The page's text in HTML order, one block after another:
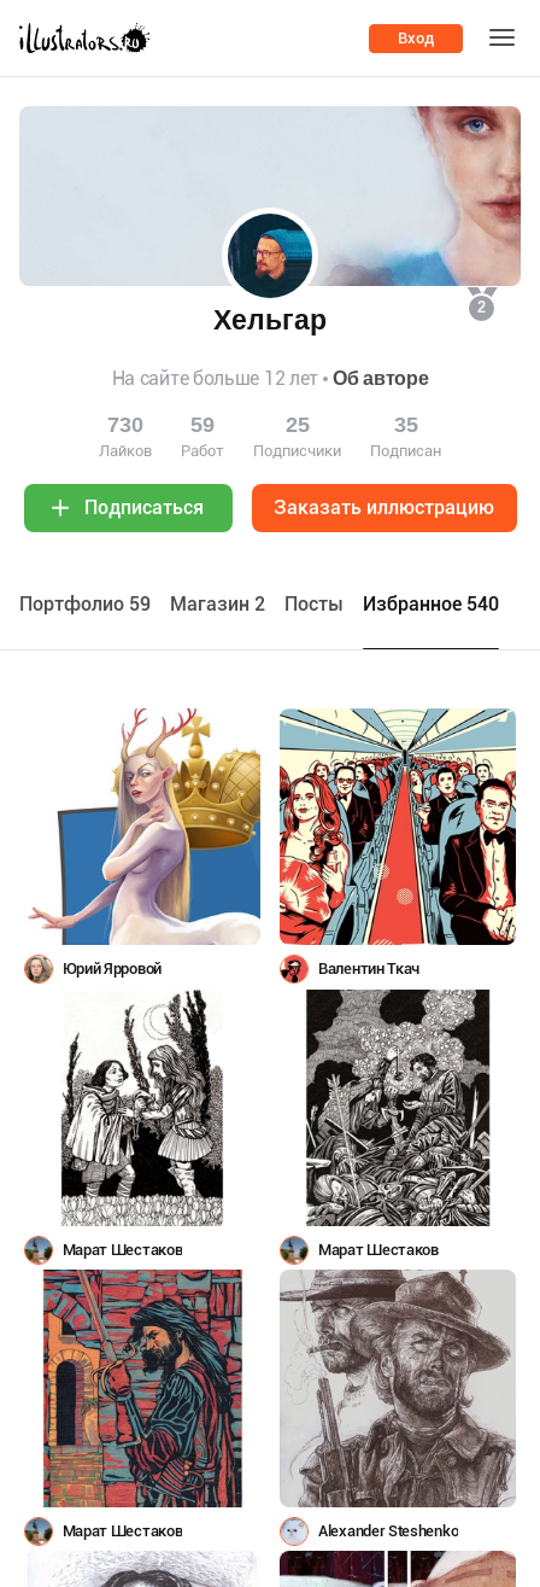
Вход
2
Хельгар
На сайте больше 12 лет Об авторе
730
Лайков
59
Работ
25
Подписчики
35
Подписан
Подписаться Заказать иллюстрацию
Портфолио 59 Maгазин 2 Посты Избранное 540
Юрий Ярровой Валентин Ткач
Марат Шестаков Марат Шестаков
Марат Шестаков Alexander Steshenko